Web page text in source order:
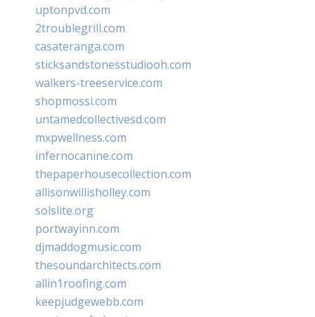
uptonpvd.com
2troublegrill.com
casateranga.com
sticksandstonesstudiooh.com
walkers-treeservice.com
shopmossi.com
untamedcollectivesd.com
mxpwellness.com
infernocanine.com
thepaperhousecollection.com
allisonwillisholley.com
solslite.org
portwayinn.com
djmaddogmusic.com
thesoundarchitects.com
allin1roofing.com
keepjudgewebb.com